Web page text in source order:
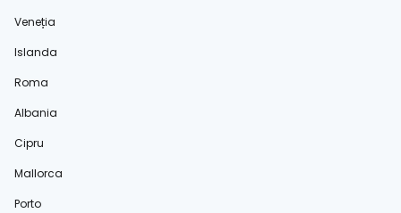
Veneția
Islanda
Roma
Albania
Cipru
Mallorca
Porto